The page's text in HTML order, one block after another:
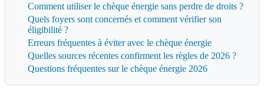
Comment utiliser le chèque énergie sans perdre de droits ?
Quels foyers sont concernés et comment vérifier son
éligibilité ?
Erreurs fréquentes à éviter avec le chèque énergie
Quelles sources récentes confirment les règles de 2026 ?
Questions fréquentes sur le chèque énergie 2026